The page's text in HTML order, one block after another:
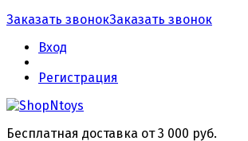
Заказать звонокЗаказать звонок
Вход
Регистрация
Бесплатная доставка от 3 000 руб.